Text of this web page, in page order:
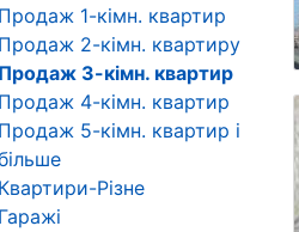
Продаж 1-кімн. квартир
Продаж 2-кімн. квартиру
Продаж 3-кімн. квартир
Продаж 4-кімн. квартир
Продаж 5-кімн. квартир і
Квартири-Різне
Гаражі